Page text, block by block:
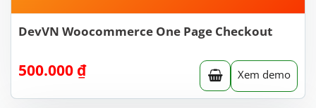
DevVN Woocommerce One Page Checkout
500.000 ₫ Xem demo